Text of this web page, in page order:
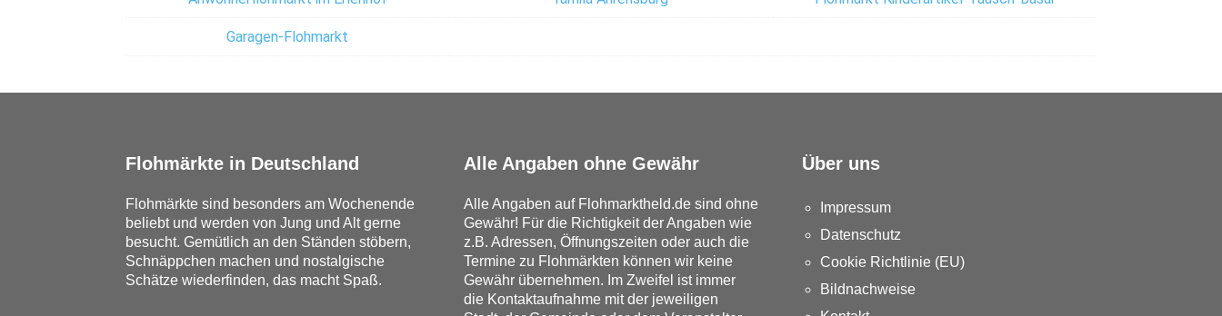
Garagen-Flohmarkt
Flohmärkte in Deutschland
Flohmärkte sind besonders am Wochenende
beliebt und werden von Jung und Alt gerne
besucht. Gemütlich an den Ständen stöbern,
Schnäppchen machen und nostalgische
Schätze wiederfinden, das macht Spaß.
Alle Angaben ohne Gewähr
Alle Angaben auf Flohmarktheld.de sind ohne
Gewähr! Für die Richtigkeit der Angaben wie
z.B. Adressen, Öffnungszeiten oder auch die
Termine zu Flohmärkten können wir keine
Gewähr übernehmen. Im Zweifel ist immer
die Kontaktaufnahme mit der jeweiligen
Über uns
Impressum
Datenschutz
Cookie Richtlinie (EU)
Bildnachweise